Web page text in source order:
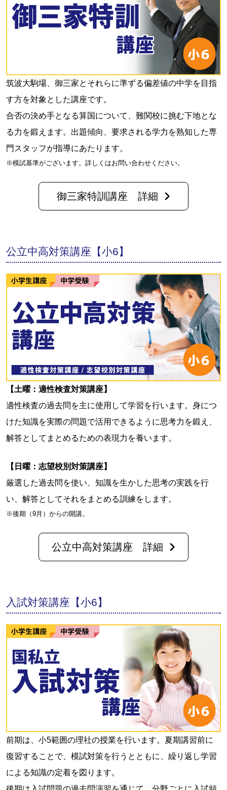
筑波大駒場、御三家とそれらに準ずる偏差値の中学を目指
す方を対象とした講座です。
合否の決め手となる算国について、難関校に挑む下地とな
る力を鍛えます。出題傾向、要求される学力を熟知した専
門スタッフが指導にあたります。
※模試基準がございます。詳しくはお問い合わせください。
御三家特訓講座 詳細
公立中高対策講座【小6】
【土曜：適性検査対策講座】
適性検査の過去問を主に使用して学習を行います。身につ
けた知識を実際の問題で活用できるように思考力を鍛え、
解答としてまとめるための表現力を養います。
【日曜：志望校別対策講座】
厳選した過去問を使い、知識を生かした思考の実践を行
い、解答としてそれをまとめる訓練をします。
※後期（9月）からの開講。
公立中高対策講座 詳細
入試対策講座【小6】
前期は、小5範囲の理社の授業を行います。夏期講習前に
復習することで、模試対策を行うとともに、繰り返し学習
による知識の定着を図ります。